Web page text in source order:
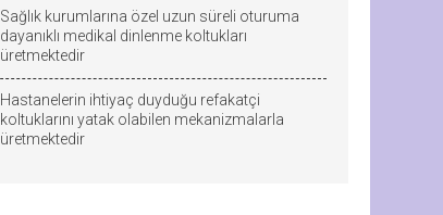
Sağlık kurumlarına özel uzun süreli oturuma
dayanıklı medikal dinlenme koltukları
üretmektedir
Hastanelerin ihtiyaç duyduğu refakatçi
koltuklarını yatak olabilen mekanizmalarla
üretmektedir